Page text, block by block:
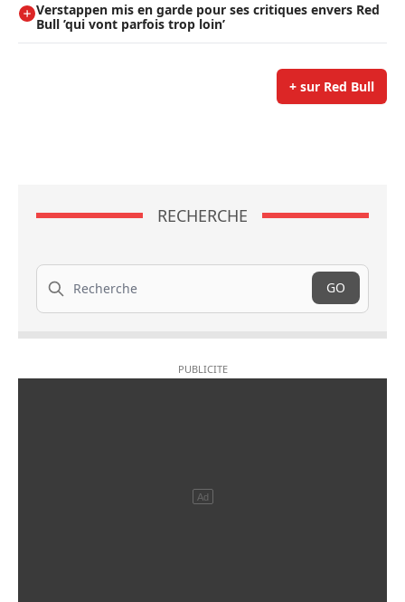
Verstappen mis en garde pour ses critiques envers Red
Bull ’qui vont parfois trop loin’
+ sur Red Bull
RECHERCHE
Recherche
GO